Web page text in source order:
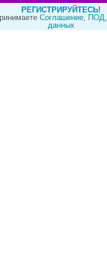
РЕГИСТРИРУЙТЕСЬ!
Cоглашение, ПОД,
данных